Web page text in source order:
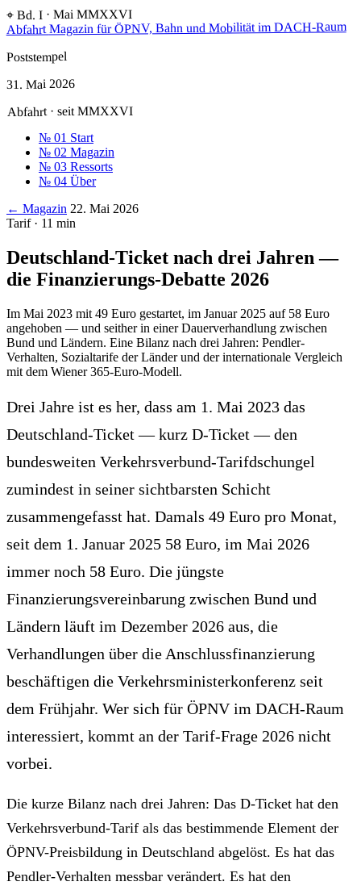
⌖ Bd. I · Mai MMXXVI
AbfahrtMagazin für ÖPNV, Bahn und Mobilität im DACH-Raum
Poststempel
31. Mai 2026
Abfahrt · seit MMXXVI
№ 01 Start
№ 02 Magazin
№ 03 Ressorts
№ 04 Über
← Magazin 22. Mai 2026
Tarif · 11 min
Deutschland-Ticket nach drei Jahren —
die Finanzierungs-Debatte 2026
Im Mai 2023 mit 49 Euro gestartet, im Januar 2025 auf 58 Euro
angehoben — und seither in einer Dauerverhandlung zwischen
Bund und Ländern. Eine Bilanz nach drei Jahren: Pendler-
Verhalten, Sozialtarife der Länder und der internationale Vergleich
mit dem Wiener 365-Euro-Modell.
Drei Jahre ist es her, dass am 1. Mai 2023 das
Deutschland-Ticket — kurz D-Ticket — den
bundesweiten Verkehrsverbund-Tarifdschungel
zumindest in seiner sichtbarsten Schicht
zusammengefasst hat. Damals 49 Euro pro Monat,
seit dem 1. Januar 2025 58 Euro, im Mai 2026
immer noch 58 Euro. Die jüngste
Finanzierungsvereinbarung zwischen Bund und
Ländern läuft im Dezember 2026 aus, die
Verhandlungen über die Anschlussfinanzierung
beschäftigen die Verkehrsministerkonferenz seit
dem Frühjahr. Wer sich für ÖPNV im DACH-Raum
interessiert, kommt an der Tarif-Frage 2026 nicht
vorbei.
Die kurze Bilanz nach drei Jahren: Das D-Ticket hat den
Verkehrsverbund-Tarif als das bestimmende Element der
ÖPNV-Preisbildung in Deutschland abgelöst. Es hat das
Pendler-Verhalten messbar verändert. Es hat den